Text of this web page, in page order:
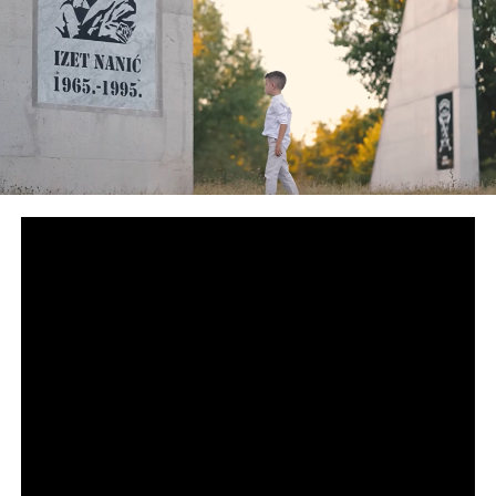
i zašto ništa nije preduzeto prije nego što je Tužilaštvo
Bosne i Hercegovine pokrenulo istragu.
Stanić traži i odgovore o tome šta su bivši premijer i
rukovodstvo MUP-a preduzeli nakon saznanja o mogućim
kriminalnim radnjama, kao i da li je tačno da trojica
policijskih službenika nisu saslušana, uhapšena niti